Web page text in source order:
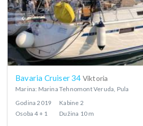
Bavaria Cruiser 34 Viktoria
Marina: Marina Tehnomont Veruda, Pula
Godina 2019 Kabine 2
Osoba 4 + 1 Dužina 10 m